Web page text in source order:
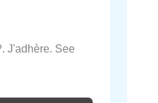
J'adhère. See